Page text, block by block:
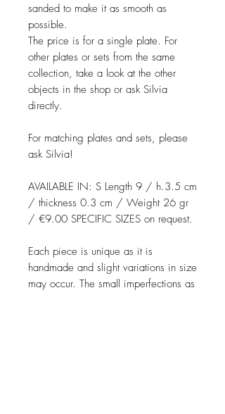
sanded to make it as smooth as
possible.
The price is for a single plate. For
other plates or sets from the same
collection, take a look at the other
objects in the shop or ask Silvia
directly.
For matching plates and sets, please
ask Silvia!
AVAILABLE IN: S Length 9 / h.3.5 cm
/ thickness 0.3 cm / Weight 26 gr
/ €9.00 SPECIFIC SIZES on request.
Each piece is unique as it is
handmade and slight variations in size
may occur. The small imperfections as